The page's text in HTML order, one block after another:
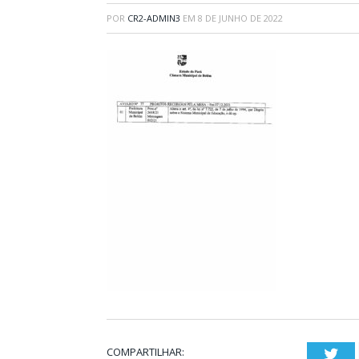
POR CR2-ADMIN3 EM 8 DE JUNHO DE 2022
COMPARTILHAR: